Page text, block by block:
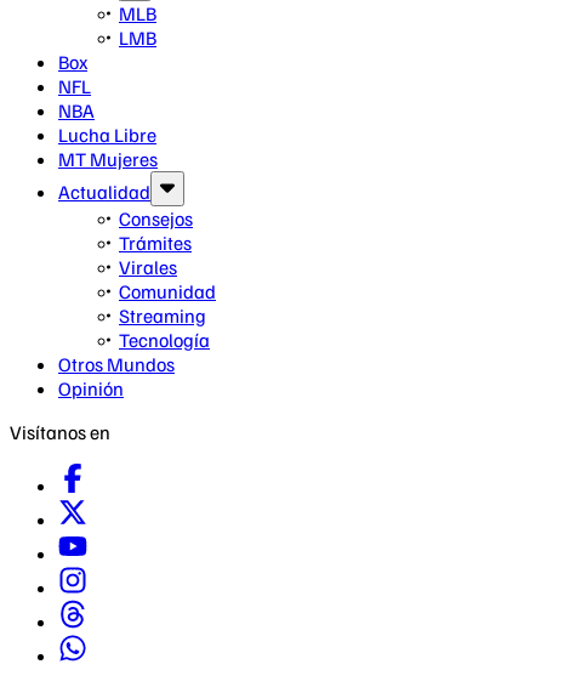
MLB
LMB
Box
NFL
NBA
Lucha Libre
MT Mujeres
Actualidad
Consejos
Trámites
Virales
Comunidad
Streaming
Tecnología
Otros Mundos
Opinión
Visítanos en